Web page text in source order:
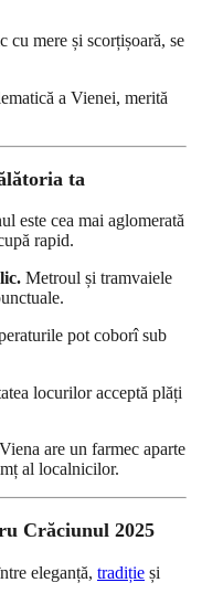
cu mere și scorțișoară, se
a Vienei, merită
ta
este cea mai aglomerată
rapid.
Metroul și tramvaiele
pot coborî sub
locurilor acceptă plăți
Viena are un farmec aparte
al localnicilor.
Crăciunul 2025
eleganță, tradiție și